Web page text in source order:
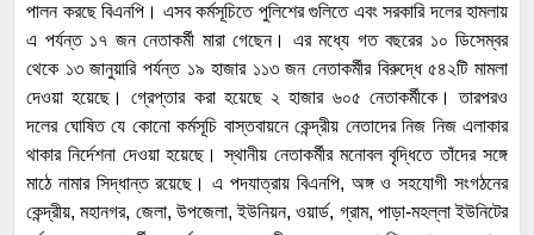
পালন করছে বিএনপি। এসব কর্মসূচিতে পুলিশের গুলিতে এবং সরকারি দলের হামলায়
এ পর্যন্ত ১৭ জন নেতাকর্মী মারা গেছেন। এর মধ্যে গত বছরের ১০ ডিসেম্বর
থেকে ১৩ জানুয়ারি পর্যন্ত ১৯ হাজার ১১৩ জন নেতাকর্মীর বিরুদ্ধে ৫৪২টি মামলা
দেওয়া হয়েছে। গ্রেপ্তার করা হয়েছে ২ হাজার ৬০৫ নেতাকর্মীকে। তারপরও
দলের ঘোষিত যে কোনো কর্মসূচি বাস্তবায়নে কেন্দ্রীয় নেতাদের নিজ নিজ এলাকার
থাকার নির্দেশনা দেওয়া হয়েছে। স্থানীয় নেতাকর্মীর মনোবল বৃদ্ধিতে তাঁদের সঙ্গে
মাঠে নামার সিদ্ধান্ত রয়েছে। এ পদযাত্রায় বিএনপি, অঙ্গ ও সহযোগী সংগঠনের
কেন্দ্রীয়, মহানগর, জেলা, উপজেলা, ইউনিয়ন, ওয়ার্ড, গ্রাম, পাড়া-মহল্লা ইউনিটের